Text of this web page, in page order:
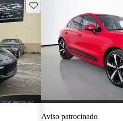
Guarda este Aviso
Aviso patrocinado